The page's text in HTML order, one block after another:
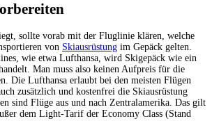
sollte vorab mit der Fluglinie klären, welche
von Skiausrüstung im Gepäck gelten.
wie etwa Lufthansa, wird Skigepäck wie ein
Man muss also keinen Aufpreis für die
Die Lufthansa erlaubt bei den meisten Flügen
zusätzlich und kostenfrei die Skiausrüstung
sind Flüge aus und nach Zentralamerika. Das gilt
dem Light-Tarif der Economy Class (Stand